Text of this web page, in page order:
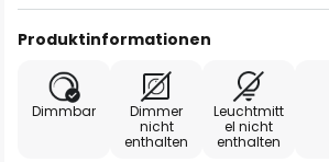
Produktinformationen
Dimmbar
Dimmer
nicht
enthalten
Leuchtmitt
el nicht
enthalten